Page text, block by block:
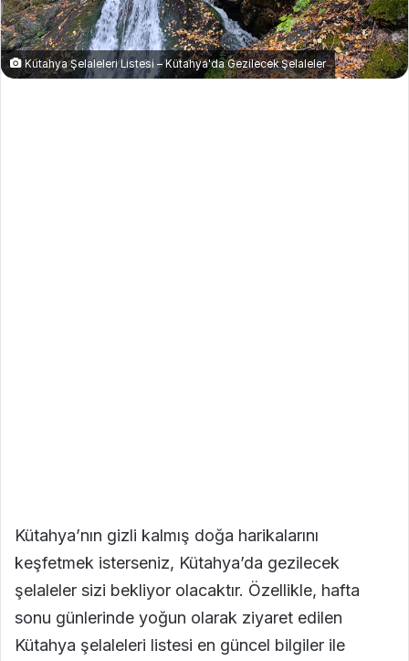
n
d
e
r
Kütahya Şelaleleri Listesi – Kütahya'da Gezilecek Şelaleler
Kütahya’nın gizli kalmış doğa harikalarını
keşfetmek isterseniz, Kütahya’da gezilecek
şelaleler sizi bekliyor olacaktır. Özellikle, hafta
sonu günlerinde yoğun olarak ziyaret edilen
Kütahya şelaleleri listesi en güncel bilgiler ile